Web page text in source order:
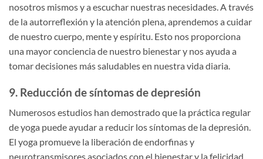
nosotros mismos y a escuchar nuestras necesidades. A través
de la autorreflexión y la atención plena, aprendemos a cuidar
de nuestro cuerpo, mente y espíritu. Esto nos proporciona
una mayor conciencia de nuestro bienestar y nos ayuda a
tomar decisiones más saludables en nuestra vida diaria.
9. Reducción de síntomas de depresión
Numerosos estudios han demostrado que la práctica regular
de yoga puede ayudar a reducir los síntomas de la depresión.
El yoga promueve la liberación de endorfinas y
neurotransmisores asociados con el bienestar y la felicidad,